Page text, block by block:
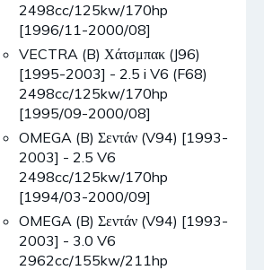
2498cc/125kw/170hp
[1996/11-2000/08]
VECTRA (B) Χάτσμπακ (J96)
[1995-2003] - 2.5 i V6 (F68)
2498cc/125kw/170hp
[1995/09-2000/08]
OMEGA (B) Σεντάν (V94) [1993-
2003] - 2.5 V6
2498cc/125kw/170hp
[1994/03-2000/09]
OMEGA (B) Σεντάν (V94) [1993-
2003] - 3.0 V6
2962cc/155kw/211hp